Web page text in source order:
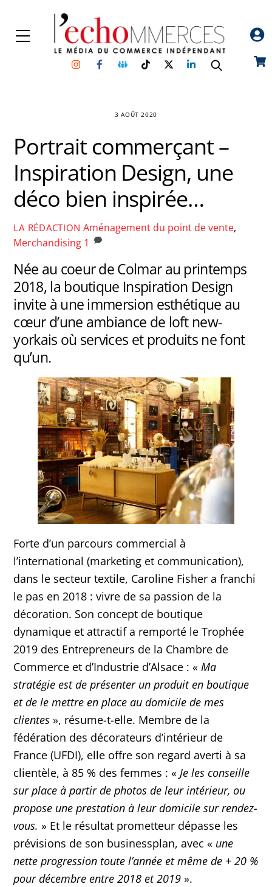
content
Menu
InstagramFacebookGroupe
Facebook
TikTokTwitterLinkedin
3 AOÛT 2020
Portrait commerçant –
Inspiration Design, une
déco bien inspirée…
LA RÉDACTION Aménagement du point de vente,
Merchandising 1
Née au coeur de Colmar au printemps
2018, la boutique Inspiration Design
invite à une immersion esthétique au
cœur d’une ambiance de loft new-
yorkais où services et produits ne font
qu’un.
Forte d’un parcours commercial à
l’international (marketing et communication),
dans le secteur textile, Caroline Fisher a franchi
le pas en 2018 : vivre de sa passion de la
décoration. Son concept de boutique
dynamique et attractif a remporté le Trophée
2019 des Entrepreneurs de la Chambre de
Commerce et d’Industrie d’Alsace : «Ma
stratégie est de présenter un produit en boutique
et de le mettre en place au domicile de mes
clientes », résume-t-elle. Membre de la
fédération des décorateurs d’intérieur de
France (UFDI), elle offre son regard averti à sa
clientèle, à 85 % des femmes : «Je les conseille
sur place à partir de photos de leur intérieur, ou
propose une prestation à leur domicile sur rendez-
vous. » Et le résultat prometteur dépasse les
prévisions de son businessplan, avec « une
nette progression toute l’année et même de + 20 %
pour décembre entre 2018 et 2019 ».